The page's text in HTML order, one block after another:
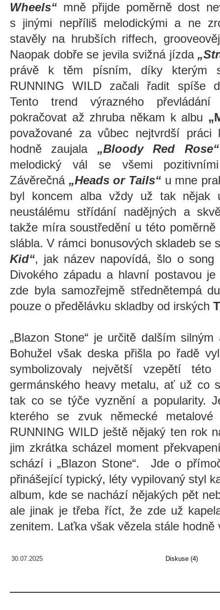
Wheels“ mně přijde poměrně dost
s jinými nepříliš melodickými a ne
stavěly na hrubších riffech,
Naopak dobře se jevila svižná jízda
právě k těm písním, díky kterým
RUNNING WILD začali řadit spíše
Tento trend výrazného
pokračovat až zhruba někam k albu
považované za vůbec nejtvrdší práci
hodně zaujala „Bloody Red Rose“
melodický vál se všemi
Závěrečná„Heads or Tails“ u mne
byl koncem alba vždy už tak nějak
neustálému střídání nadějných a
takže míra soustředění u této
slábla. V rámci bonusových skladeb se
Kid“, jak název napovídá, šlo o
Divokého západu a hlavní postavou
zde byla samozřejmě střednětempá
pouze o předělávku skladby od irských
„Blazon Stone“ je určitě dalším
Bohužel však deska přišla po řadě
symbolizovaly největší vzepětí
germánského heavy metalu, ať už co
tak co se týče vyznění a popularity.
kterého se zvuk německé
RUNNING WILD ještě nějaký ten rok
jim zkrátka scházel moment
schází i „Blazon Stone“.
Jde o
přinášející typický, léty vypilovaný styl
album, kde se nachází nějakých pět
ale jinak je třeba říct, že zde už
zenitem. Laťka však vězela stále hodně
30.07.2025 Diskuse (4)